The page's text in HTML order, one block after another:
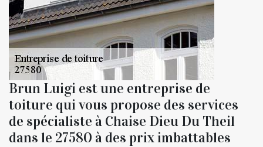
Brun Luigi est une entreprise de
toiture qui vous propose des services
de spécialiste à Chaise Dieu Du Theil
dans le 27580 à des prix imbattables